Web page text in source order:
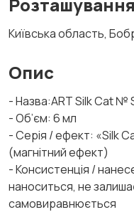
Київська область,
Опис
- Назва:ART Silk Cat №
- Об’єм: 6 мл
- Серія / ефект: «Silk
(магнітний ефект)
- Консистенція /
наноситься, не
самовиравнюється